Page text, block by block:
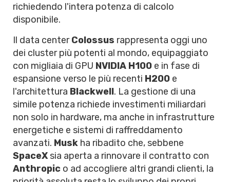
richiedendo l'intera potenza di calcolo
disponibile.
Il data centerColossus rappresenta oggi uno
dei cluster più potenti al mondo, equipaggiato
con migliaia di GPU NVIDIA H100 e in fase di
espansione verso le più recenti H200 e
l'architettura Blackwell. La gestione di una
simile potenza richiede investimenti miliardari
non solo in hardware, ma anche in infrastrutture
energetiche e sistemi di raffreddamento
avanzati. Musk ha ribadito che, sebbene
SpaceX sia aperta a rinnovare il contratto con
Anthropic o ad accogliere altri grandi clienti, la